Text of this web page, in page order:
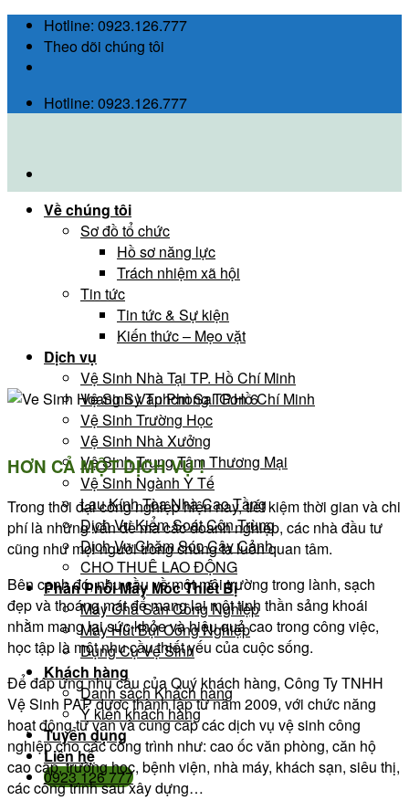
Skip
content
Hotline: 0923.126.777
Theo dõi chúng tôi
Hotline: 0923.126.777
Về chúng tôi
Sơ đồ tổ chức
Hồ sơ năng lực
Trách nhiệm xã hội
Tin tức
Tin tức & Sự kiện
Kiến thức – Mẹo vặt
Dịch vụ
Vệ Sinh Nhà Tại TP. Hồ Chí Minh
Vệ Sinh Văn Phòng TP.Hồ Chí Minh
Vệ Sinh Trường Học
Vệ Sinh Nhà Xưởng
Vệ Sinh Trung Tâm Thương Mại
Vệ Sinh Ngành Y Tế
Lau Kính Tòa Nhà Cao Tầng
Dịch Vụ Kiểm Soát Côn Trùng
Dịch Vụ Chăm Sóc Cây Cảnh
CHO THUÊ LAO ĐỘNG
Phân Phối Máy Móc Thiết Bị
Máy Chà Sàn Công Nghiệp
Máy Hút Bụi Công Nghiệp
Dụng Cụ Vệ Sinh
Khách hàng
Danh sách Khách hàng
Ý kiến khách hàng
Tuyển dụng
Liên hệ
0923 126 777
HƠN CẢ MỘT DỊCH VỤ !
Trong thời đại công nghiệp hiện nay, tiết kiệm thời gian và chi
phí là những vấn đề mà các doanh nghiệp, các nhà đầu tư
cũng như mọi người trong chúng ta luôn quan tâm.
Bên cạnh đó, nhu cầu về một môi trường trong lành, sạch
đẹp và thoáng mát để mang lại một tinh thần sảng khoái
nhằm mang lại sức khỏe và hiệu quả cao trong công việc,
học tập là một nhu cầu thiết yếu của cuộc sống.
Để đáp ứng nhu cầu của Quý khách hàng, Công Ty TNHH
Vệ Sinh PAP được thành lập từ năm 2009, với chức năng
hoạt động tư vấn và cung cấp các dịch vụ vệ sinh công
nghiệp cho các công trình như: cao ốc văn phòng, căn hộ
cao cấp, trường học, bệnh viện, nhà máy, khách sạn, siêu thị,
các công trình sau xây dựng…